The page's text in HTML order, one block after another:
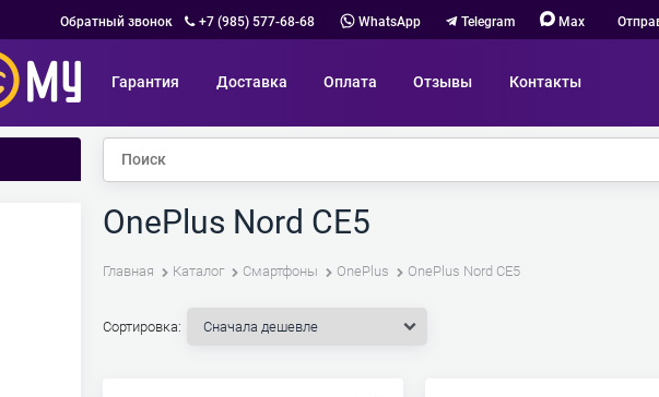
Обратный звонок +7 (985) 577-68-68 WhatsApp Telegram Max
Гарантия Доставка Оплата Отзывы Контакты
OnePlus Nord CE5
Главная Каталог Смартфоны OnePlus OnePlus Nord CE5
Сортировка: